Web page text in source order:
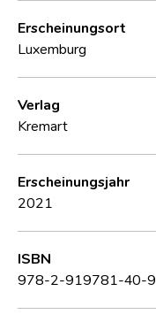
Erscheinungsort
Luxemburg
Verlag
Kremart
Erscheinungsjahr
2021
ISBN
978-2-919781-40-9